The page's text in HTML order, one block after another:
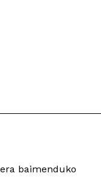
baimenduko